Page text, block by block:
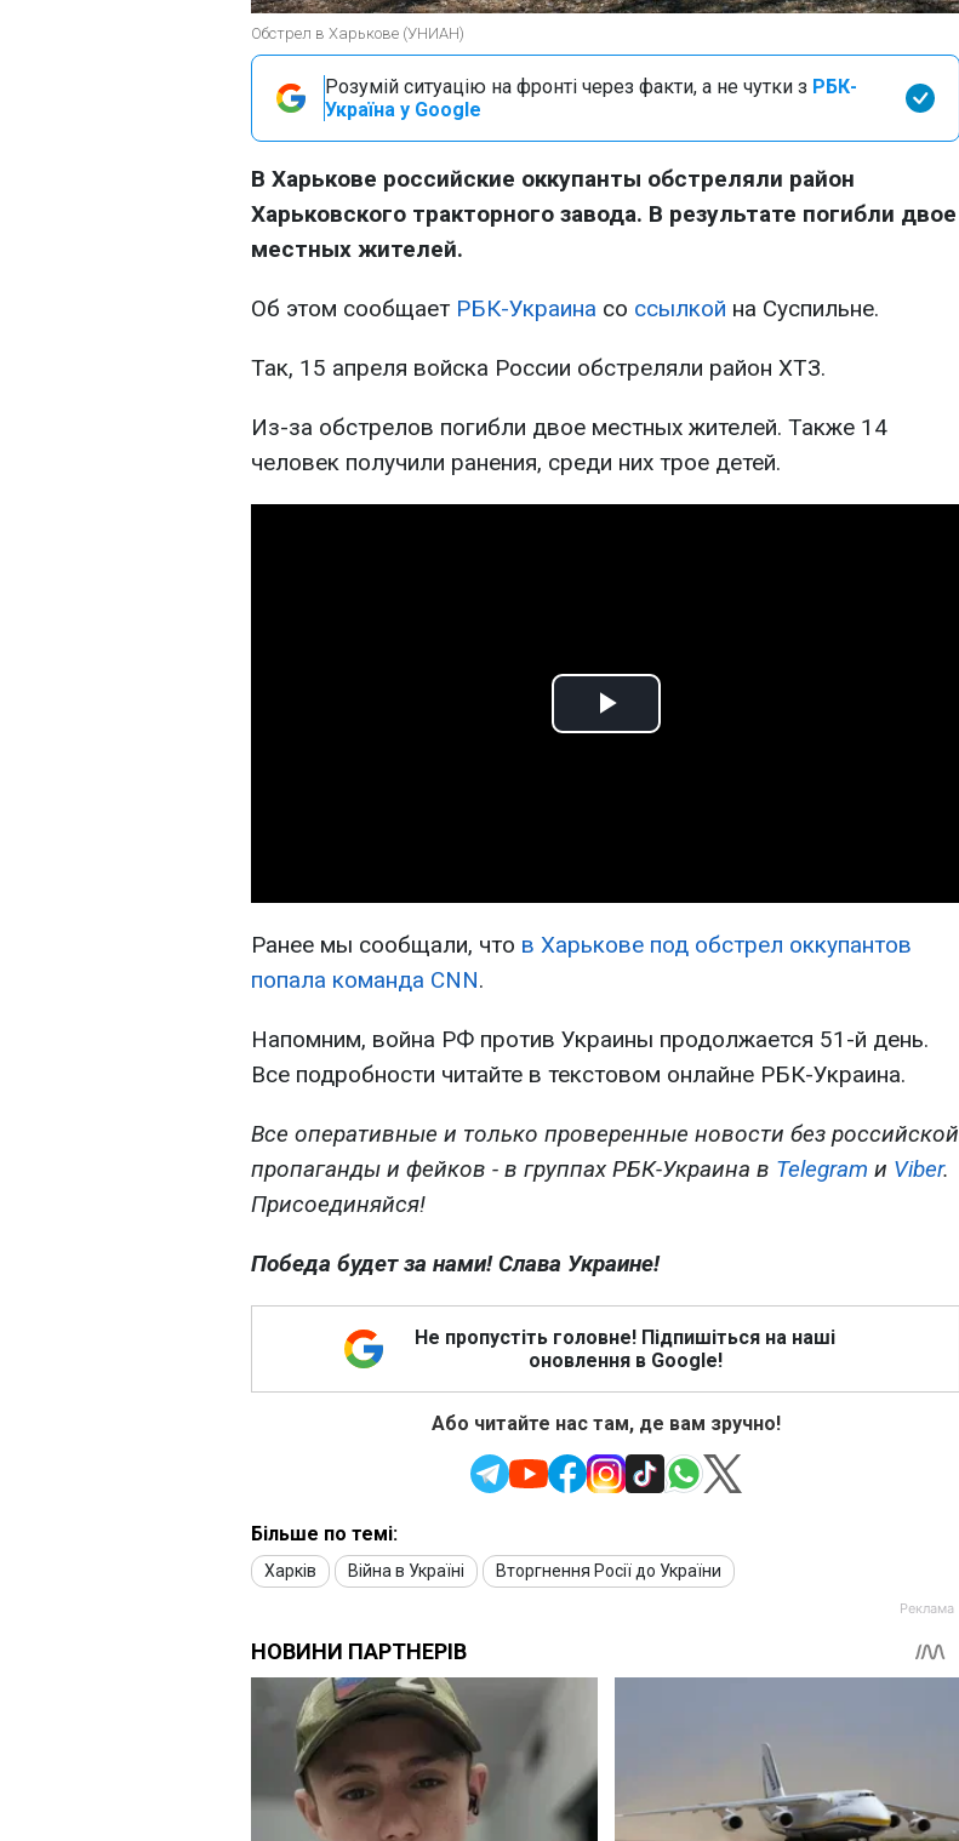
Обстрел в Харькове (УНИАН)
Розумій ситуацію на фронті через факти, а не чутки з РБК-
Україна у Google
В Харькове российские оккупанты обстреляли район
Харьковского тракторного завода. В результате погибли двое
местных жителей.
Об этом сообщает РБК-Украина со ссылкой на Суспильне.
Так, 15 апреля войска России обстреляли район ХТЗ.
Из-за обстрелов погибли двое местных жителей. Также 14
человек получили ранения, среди них трое детей.
Play
Ранее мы сообщали, что в Харькове под обстрел оккупантов
попала команда CNN.
Напомним, война РФ против Украины продолжается 51-й день.
Все подробности читайте в текстовом онлайне РБК-Украина.
Все оперативные и только проверенные новости без российской
пропаганды и фейков - в группах РБК-Украина в Telegram и Viber.
Присоединяйся!
Победа будет за нами! Слава Украине!
Не пропустіть головне! Підпишіться на наші
оновлення в Google!
Або читайте нас там, де вам зручно!
Більше по темі:
Харків Війна в Україні Вторгнення Росії до України